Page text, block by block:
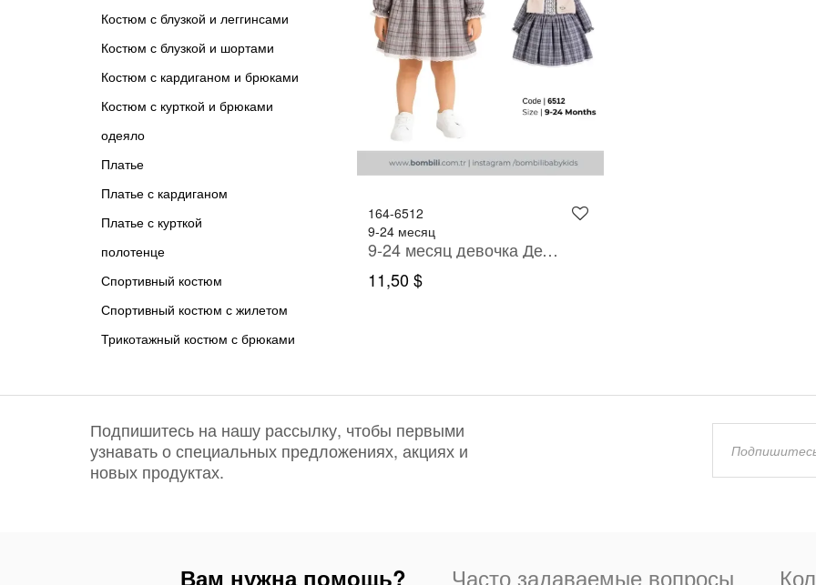
Костюм с блузкой и леггинсами
Костюм с блузкой и шортами
Костюм с кардиганом и брюками
Костюм с курткой и брюками
одеяло
Платье
Платье с кардиганом
Платье с курткой
полотенце
Спортивный костюм
Спортивный костюм с жилетом
Трикотажный костюм с брюками
164-6512
9-24 месяц
9-24 месяц девочка Детское платье
11,50 $
Подпишитесь на нашу рассылку, чтобы первыми
узнавать о специальных предложениях, акциях и
новых продуктах.
Вам нужна помощь? Часто задаваемые вопросы